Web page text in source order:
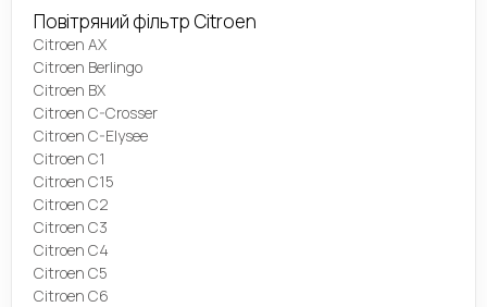
Повітряний фільтр Citroen
Citroen AX
Citroen Berlingo
Citroen BX
Citroen C-Crosser
Citroen C-Elysee
Citroen C1
Citroen C15
Citroen C2
Citroen C3
Citroen C4
Citroen C5
Citroen C6